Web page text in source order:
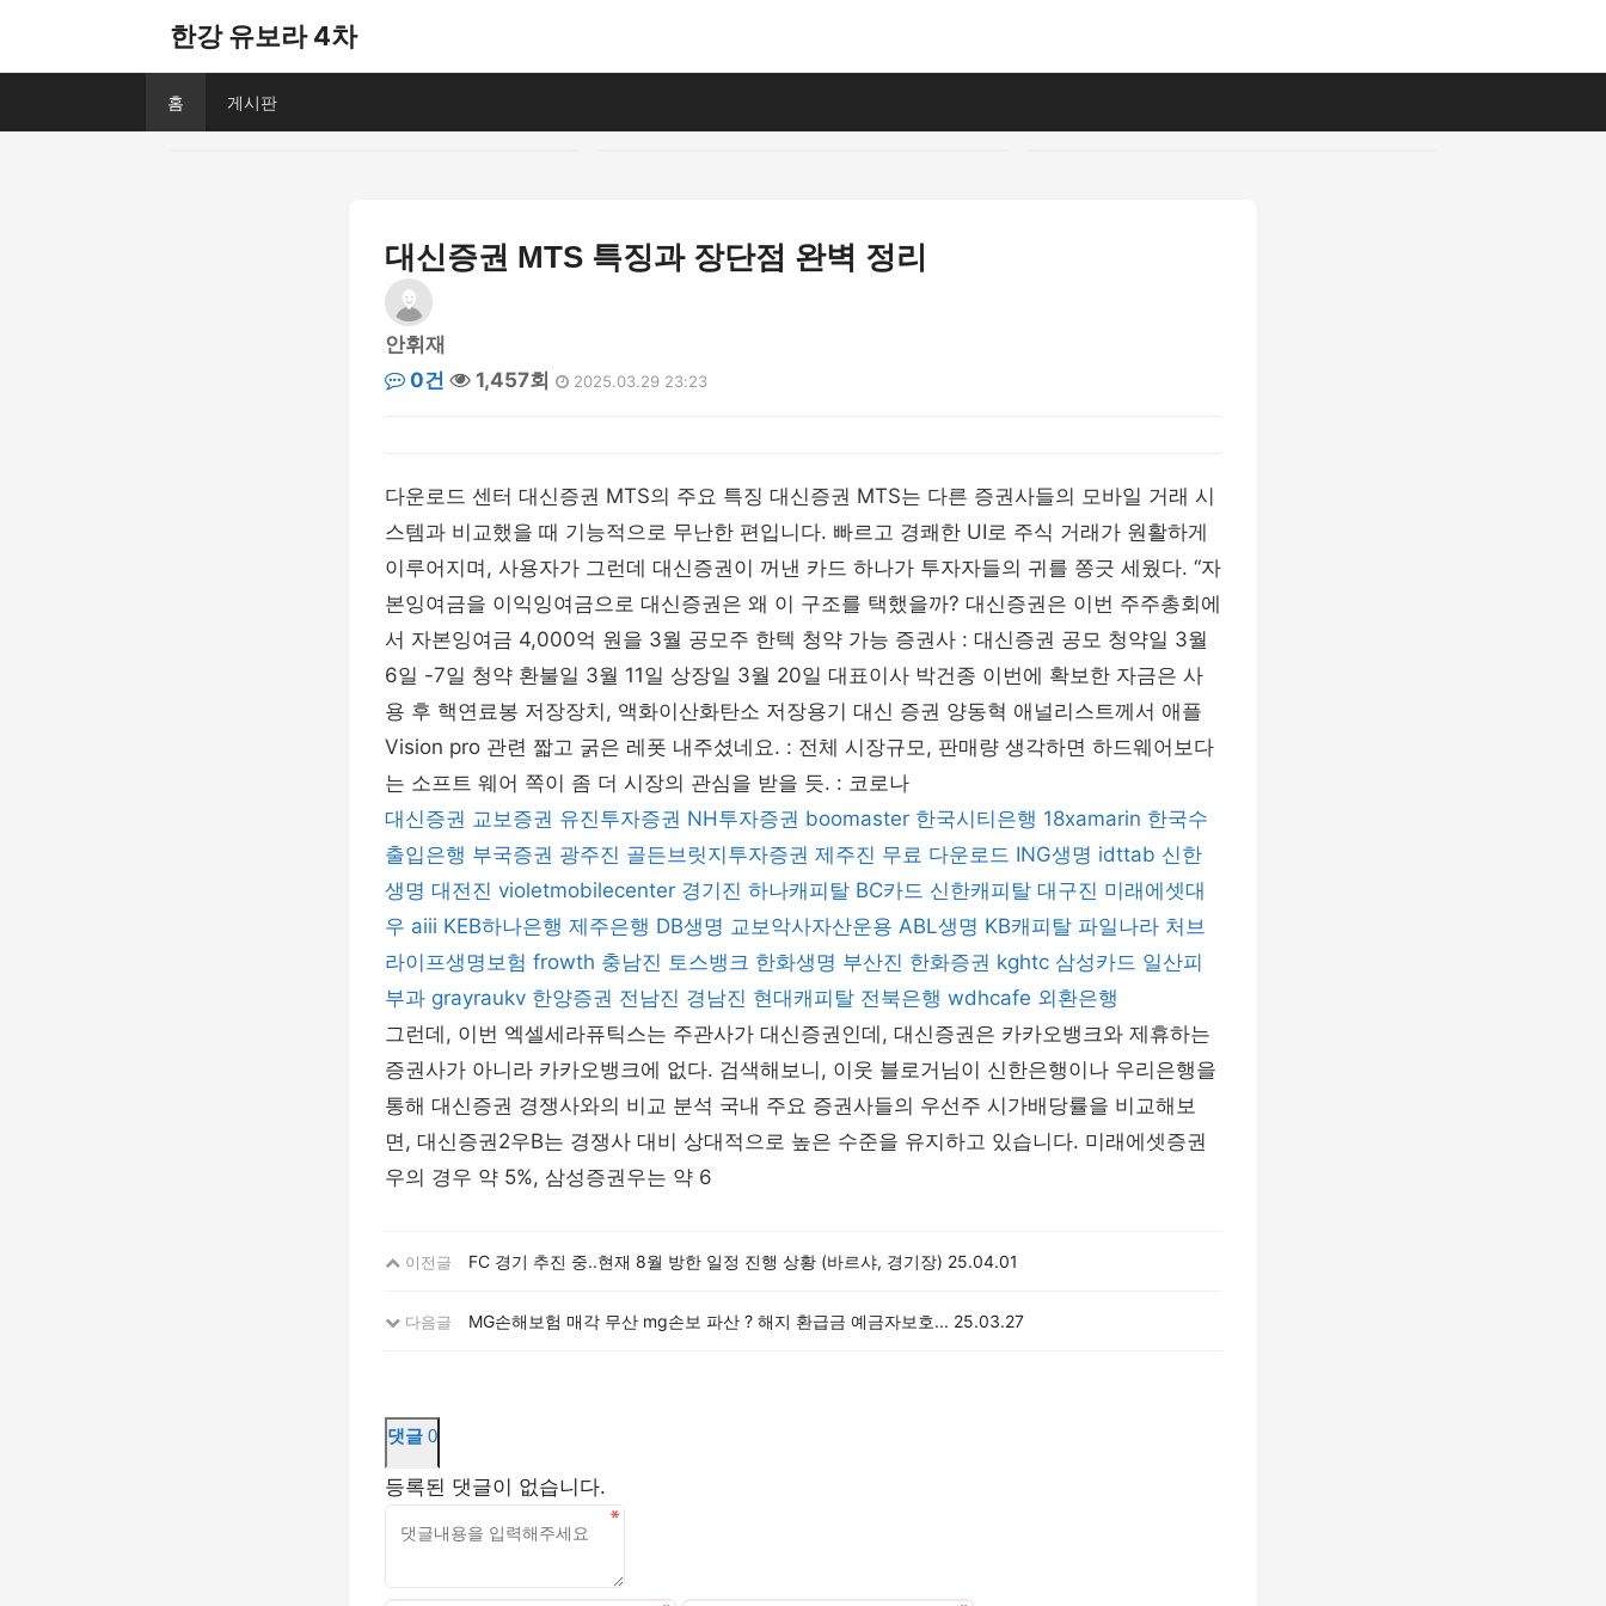
한강 유보라 4차
홈 게시판
대신증권 MTS 특징과 장단점 완벽 정리
안휘재
0건
1,457회 2025.03.29 23:23
다운로드 센터 대신증권 MTS의 주요 특징 대신증권 MTS는 다른 증권사들의 모바일 거래 시
스템과 비교했을 때 기능적으로 무난한 편입니다. 빠르고 경쾌한 UI로 주식 거래가 원활하게
이루어지며, 사용자가 그런데 대신증권이 꺼낸 카드 하나가 투자자들의 귀를 쫑긋 세웠다. “자
본잉여금을 이익잉여금으로 대신증권은 왜 이 구조를 택했을까? 대신증권은 이번 주주총회에
서 자본잉여금 4,000억 원을 3월 공모주 한텍 청약 가능 증권사 : 대신증권 공모 청약일 3월
6일 -7일 청약 환불일 3월 11일 상장일 3월 20일 대표이사 박건종 이번에 확보한 자금은 사
용 후 핵연료봉 저장장치, 액화이산화탄소 저장용기 대신 증권 양동혁 애널리스트께서 애플
Vision pro 관련 짧고 굵은 레폿 내주셨네요. : 전체 시장규모, 판매량 생각하면 하드웨어보다
는 소프트 웨어 쪽이 좀 더 시장의 관심을 받을 듯. : 코로나
대신증권 교보증권 유진투자증권 NH투자증권 boomaster 한국시티은행 18xamarin 한국수
출입은행 부국증권 광주진 골든브릿지투자증권 제주진 무료 다운로드 ING생명 idttab 신한
생명 대전진 violetmobilecenter 경기진 하나캐피탈 BC카드 신한캐피탈 대구진 미래에셋대
우 aiii KEB하나은행 제주은행 DB생명 교보악사자산운용 ABL생명 KB캐피탈 파일나라 처브
라이프생명보험 frowth 충남진 토스뱅크 한화생명 부산진 한화증권 kghtc 삼성카드 일산피
부과 grayraukv 한양증권 전남진 경남진 현대캐피탈 전북은행 wdhcafe 외환은행
그런데, 이번 엑셀세라퓨틱스는 주관사가 대신증권인데, 대신증권은 카카오뱅크와 제휴하는
증권사가 아니라 카카오뱅크에 없다. 검색해보니, 이웃 블로거님이 신한은행이나 우리은행을
통해 대신증권 경쟁사와의 비교 분석 국내 주요 증권사들의 우선주 시가배당률을 비교해보
면, 대신증권2우B는 경쟁사 대비 상대적으로 높은 수준을 유지하고 있습니다. 미래에셋증권
우의 경우 약 5%, 삼성증권우는 약 6
이전글 FC 경기 추진 중..현재 8월 방한 일정 진행 상황 (바르샤, 경기장) 25.04.01
다음글 MG손해보험 매각 무산 mg손보 파산 ? 해지 환급금 예금자보호... 25.03.27
댓글 0
등록된 댓글이 없습니다.